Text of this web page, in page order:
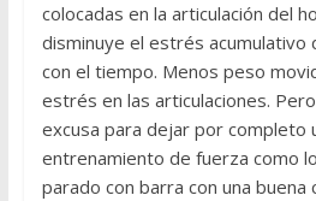
colocadas en la articulación del
disminuye el estrés acumulativo
con el tiempo. Menos peso
estrés en las articulaciones.
excusa para dejar por completo
entrenamiento de fuerza como
parado con barra con una buena